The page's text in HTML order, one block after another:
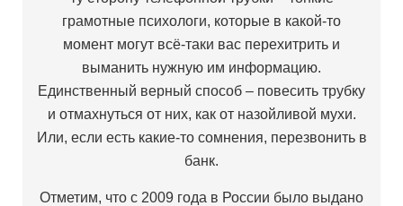
грамотные психологи, которые в какой-то
момент могут всё-таки вас перехитрить и
выманить нужную им информацию.
Единственный верный способ – повесить трубку
и отмахнуться от них, как от назойливой мухи.
Или, если есть какие-то сомнения, перезвонить в
банк.
Отметим, что с 2009 года в России было выдано